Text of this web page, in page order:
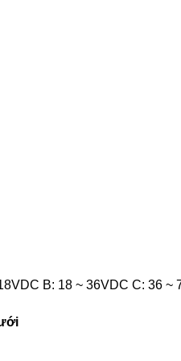
B: 18 ~ 36VDC C: 36 ~